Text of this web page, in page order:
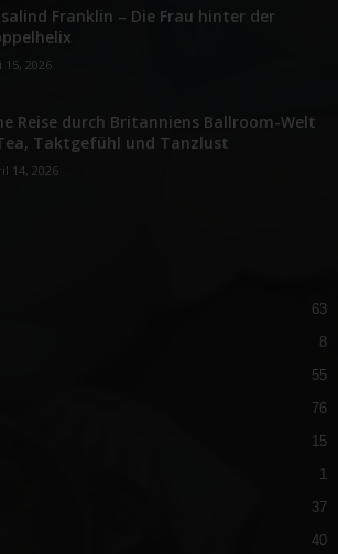
Franklin – Die Frau hinter der
15, 2026
Reise durch Britanniens Ballroom-Welt
Taktgefühl und Tanzlust
14, 2026
63
8
55
76
15
1
37
40